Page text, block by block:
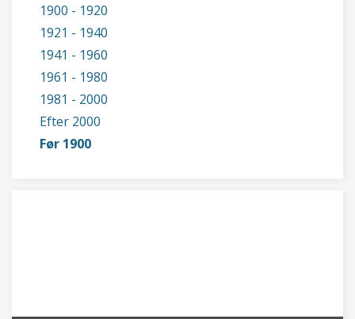
1900 - 1920
1921 - 1940
1941 - 1960
1961 - 1980
1981 - 2000
Efter 2000
Før 1900